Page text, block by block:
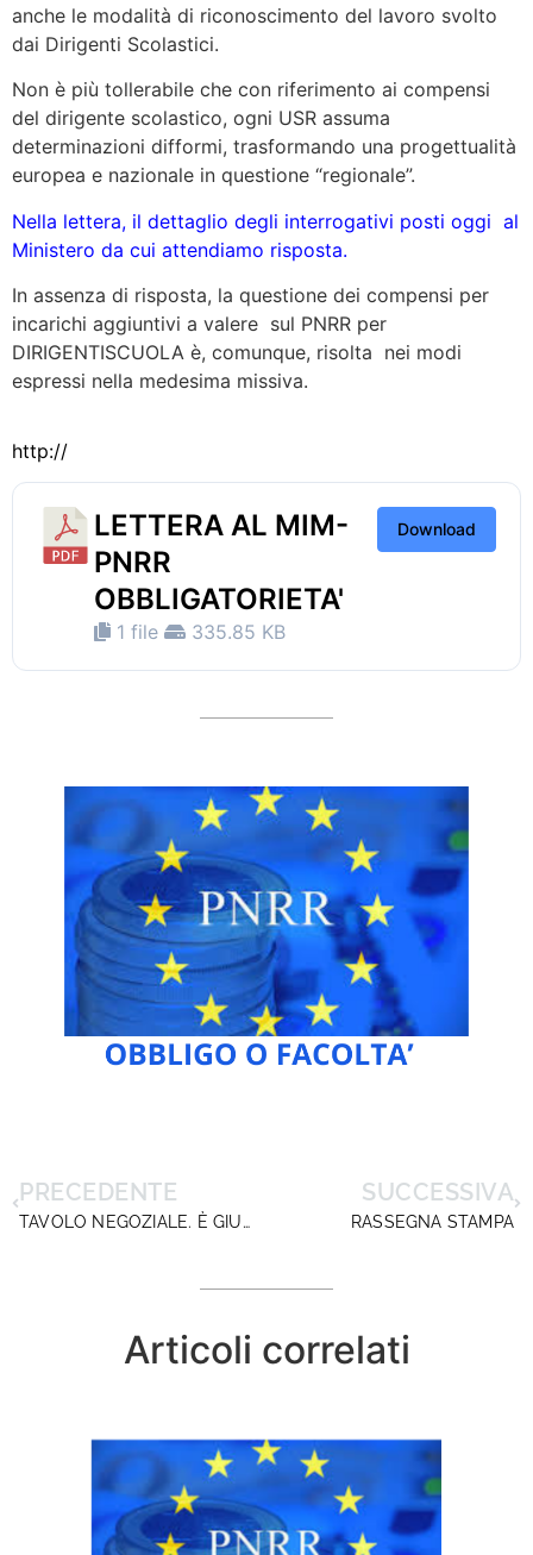
anche le modalità di riconoscimento del lavoro svolto
dai Dirigenti Scolastici.
Non è più tollerabile che con riferimento ai compensi
del dirigente scolastico, ogni USR assuma
determinazioni difformi, trasformando una progettualità
europea e nazionale in questione “regionale”.
Nella lettera, il dettaglio degli interrogativi posti oggi al
Ministero da cui attendiamo risposta.
In assenza di risposta, la questione dei compensi per
incarichi aggiuntivi a valere sul PNRR per
DIRIGENTISCUOLA è, comunque, risolta nei modi
espressi nella medesima missiva.
http://
LETTERA AL MIM-
PNRR
OBBLIGATORIETA'
1 file 335.85 KB
Download
PRECEDENTE
TAVOLO NEGOZIALE. È GIUNTA LA CONVOCAZIONE
SUCCESSIVA
RASSEGNA STAMPA
Articoli correlati